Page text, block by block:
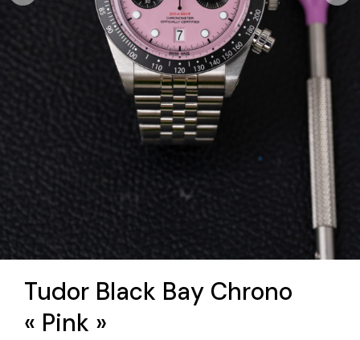
Tudor Black Bay Chrono
« Pink »